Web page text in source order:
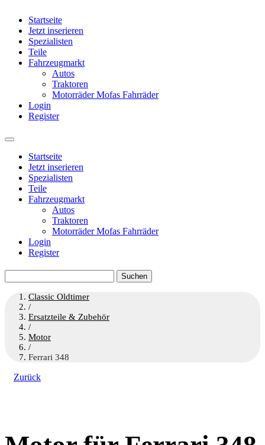
Startseite
Jetzt inserieren
Spezialisten
Teile
Fahrzeugmarkt
Autos
Traktoren
Motorräder Mofas Fahrräder
Login
Register
Startseite
Jetzt inserieren
Spezialisten
Teile
Fahrzeugmarkt
Autos
Traktoren
Motorräder Mofas Fahrräder
Login
Register
nach:
Classic Oldtimer
/
Ersatzteile & Zubehör
/
Motor
/
Ferrari 348
Zurück